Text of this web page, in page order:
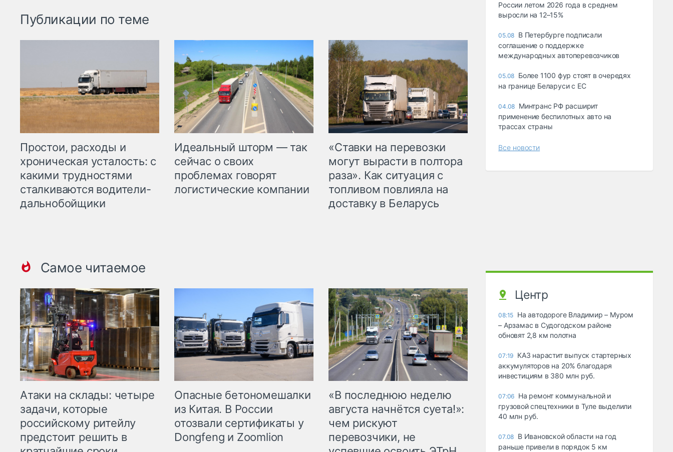
Публикации по теме
Простои, расходы и
хроническая усталость: с
какими трудностями
сталкиваются водители-
дальнобойщики
Идеальный шторм — так
сейчас о своих
проблемах говорят
логистические компании
«Ставки на перевозки
могут вырасти в полтора
раза». Как ситуация с
топливом повлияла на
доставку в Беларусь
Самое читаемое
Атаки на склады: четыре
задачи, которые
российскому ритейлу
предстоит решить в
Опасные бетономешалки
из Китая. В России
отозвали сертификаты у
Dongfeng и Zoomlion
«В последнюю неделю
августа начнётся суета!»:
чем рискуют
перевозчики, не
России летом 2026 года в среднем
выросли на 12–15%
05.08 В Петербурге подписали
соглашение о поддержке
международных автоперевозчиков
05.08 Более 1100 фур стоят в очередях
на границе Беларуси с ЕС
04.08 Минтранс РФ расширит
применение беспилотных авто на
трассах страны
Все новости
Центр
08:15 На автодороге Владимир – Муром
– Арзамас в Судогодском районе
обновят 2,8 км полотна
07:19 КАЗ нарастит выпуск стартерных
аккумуляторов на 20% благодаря
инвестициям в 380 млн руб.
07:06 На ремонт коммунальной и
грузовой спецтехники в Туле выделили
40 млн руб.
07.08 В Ивановской области на год
раньше привели в порядок 5 км